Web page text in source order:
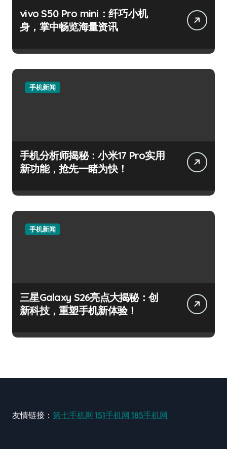
vivo S50 Pro mini：纤巧小机
身，掌中畅览海量资讯
手机新闻
手机分析师揭秘：小米17 Pro实用
新功能，抢先一睹为快！
手机新闻
三星Galaxy S26亮点大揭秘：创
新科技，重塑手机新体验！
友情链接： 第七手机网 151手机网 185手机网